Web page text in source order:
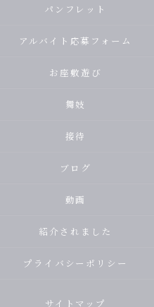
パンフレット
アルバイト応募フォーム
お座敷遊び
舞妓
接待
ブログ
動画
紹介されました
プライバシーポリシー
サイトマップ